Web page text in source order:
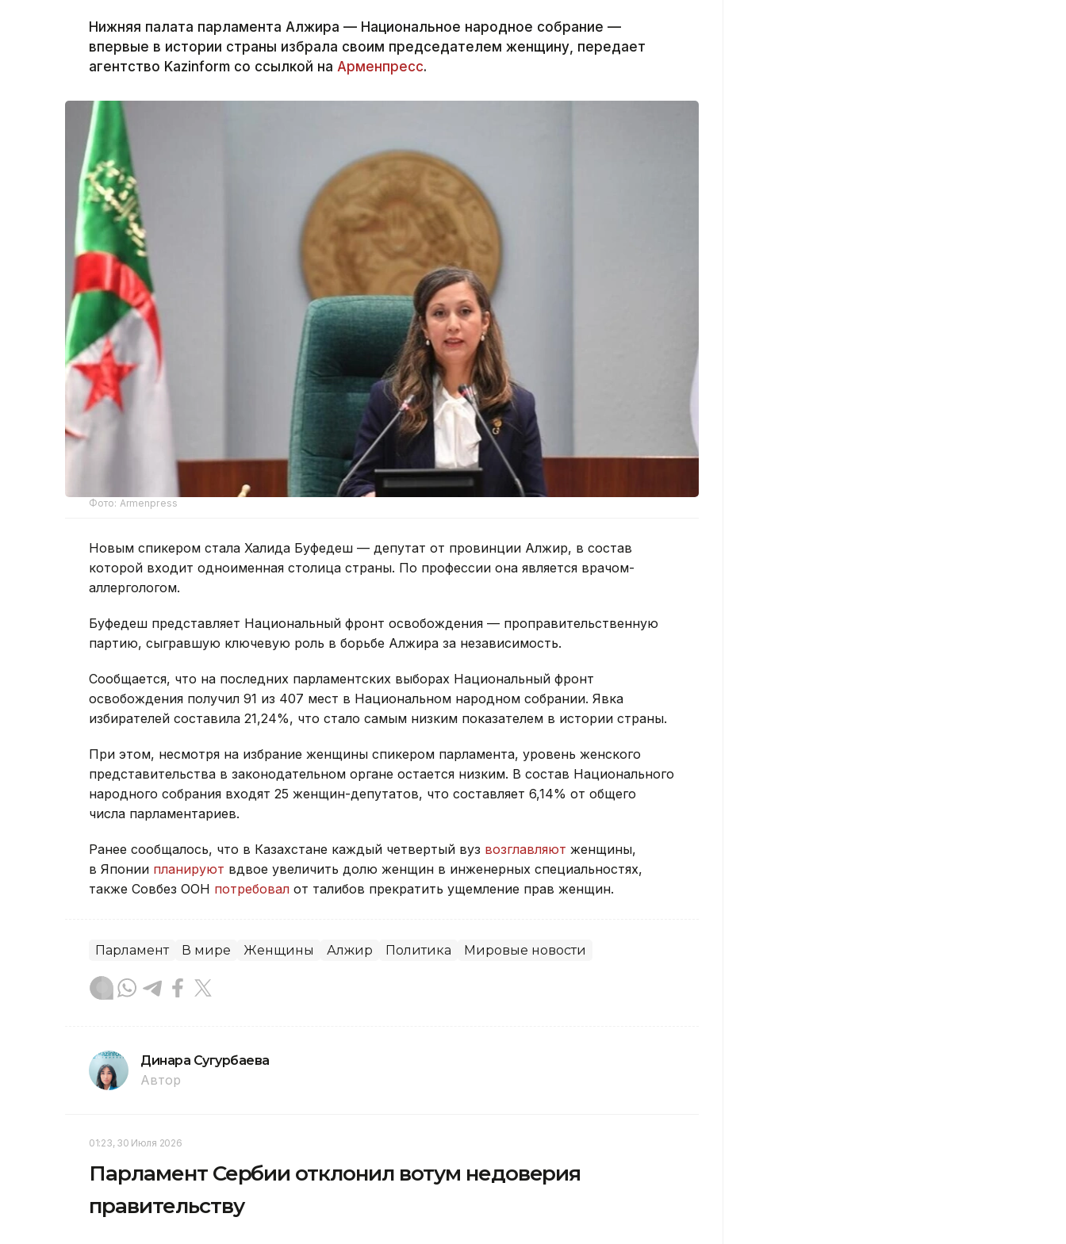
Нижняя палата парламента Алжира — Национальное народное собрание —
впервые в истории страны избрала своим председателем женщину, передает
агентство Kazinform со ссылкой на Арменпресс.
Фото: Armenpress
Новым спикером стала Халида Буфедеш — депутат от провинции Алжир, в состав
которой входит одноименная столица страны. По профессии она является врачом-
аллергологом.
Буфедеш представляет Национальный фронт освобождения — проправительственную
партию, сыгравшую ключевую роль в борьбе Алжира за независимость.
Сообщается, что на последних парламентских выборах Национальный фронт
освобождения получил 91 из 407 мест в Национальном народном собрании. Явка
избирателей составила 21,24%, что стало самым низким показателем в истории страны.
При этом, несмотря на избрание женщины спикером парламента, уровень женского
представительства в законодательном органе остается низким. В состав Национального
народного собрания входят 25 женщин-депутатов, что составляет 6,14% от общего
числа парламентариев.
Ранее сообщалось, что в Казахстане каждый четвертый вуз возглавляют женщины,
в Японии планируют вдвое увеличить долю женщин в инженерных специальностях,
также Совбез ООН потребовал от талибов прекратить ущемление прав женщин.
Парламент В мире Женщины Алжир Политика Мировые новости
Динара Сугурбаева
Автор
01:23, 30 Июля 2026
Парламент Сербии отклонил вотум недоверия
правительству